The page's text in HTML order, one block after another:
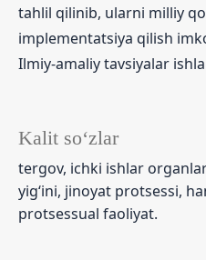
Kalit so‘zlar
tergov, ichki ishlar
yig‘ini, jinoyat protsessi,
protsessual faoliyat.
tahlil qilinib, ularni milliy
implementatsiya qilish
Ilmiy-amaliy tavsiyalar